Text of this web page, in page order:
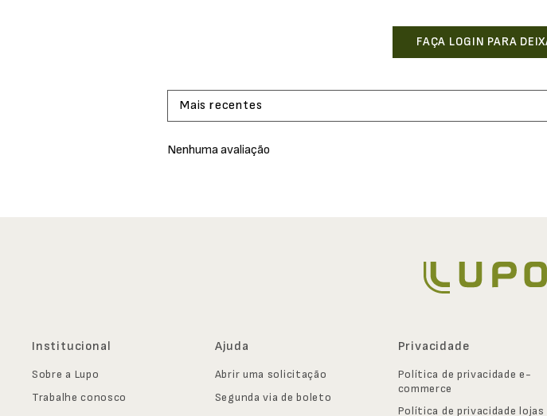
Mais recentes
Nenhuma avaliação
Institucional
Sobre a Lupo
Trabalhe conosco
Ajuda
Abrir uma solicitação
Segunda via de boleto
Privacidade
Política de privacidade e-
commerce
Política de privacidade lojas